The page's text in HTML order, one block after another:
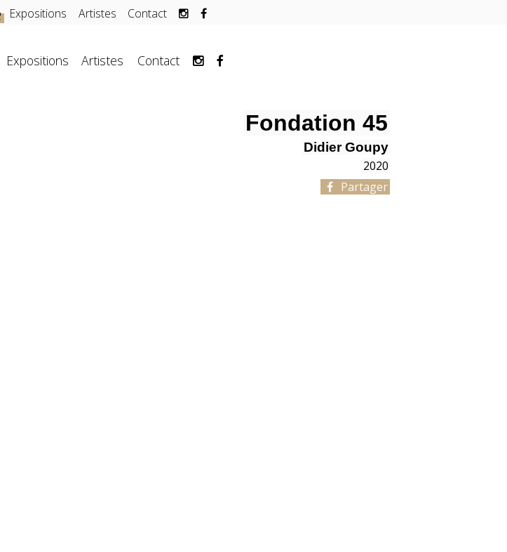
Expositions Artistes Contact
Expositions Artistes Contact
Fondation 45
Didier Goupy
2020
Partager